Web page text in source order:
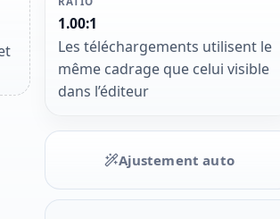
1.00:1
Les téléchargements utilisent le
même cadrage que celui visible
dans l’éditeur
Ajustement auto